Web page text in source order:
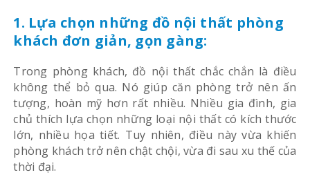
1. Lựa chọn những đồ nội thất phòng
khách đơn giản, gọn gàng:
Trong phòng khách, đồ nội thất chắc chắn là điều
không thể bỏ qua. Nó giúp căn phòng trở nên ấn
tượng, hoàn mỹ hơn rất nhiều. Nhiều gia đình, gia
chủ thích lựa chọn những loại nội thất có kích thước
lớn, nhiều họa tiết. Tuy nhiên, điều này vừa khiến
phòng khách trở nên chật chội, vừa đi sau xu thế của
thời đại.